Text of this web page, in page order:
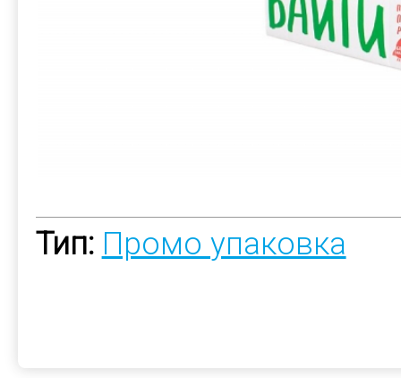
Тип: Промо упаковка